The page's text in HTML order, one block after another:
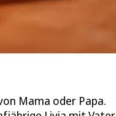
Mama oder Papa.